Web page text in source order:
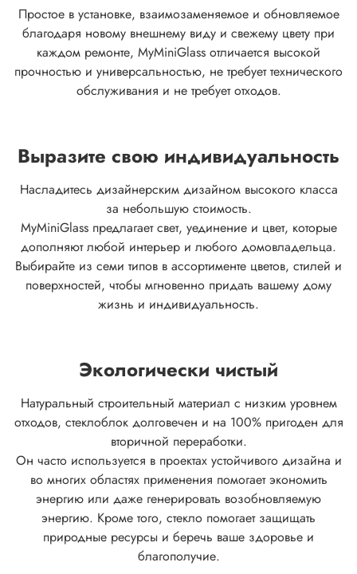
Простое в установке, взаимозаменяемое и обновляемое
благодаря новому внешнему виду и свежему цвету при
каждом ремонте, MyMiniGlass отличается высокой
прочностью и универсальностью, не требует технического
обслуживания и не требует отходов.
Выразите свою индивидуальность
Насладитесь дизайнерским дизайном высокого класса
за небольшую стоимость.
MyMiniGlass предлагает свет, уединение и цвет, которые
дополняют любой интерьер и любого домовладельца.
Выбирайте из семи типов в ассортименте цветов, стилей и
поверхностей, чтобы мгновенно придать вашему дому
жизнь и индивидуальность.
Экологически чистый
Натуральный строительный материал с низким уровнем
отходов, стеклоблок долговечен и на 100% пригоден для
вторичной переработки.
Он часто используется в проектах устойчивого дизайна и
во многих областях применения помогает экономить
энергию или даже генерировать возобновляемую
энергию. Кроме того, стекло помогает защищать
природные ресурсы и беречь ваше здоровье и
благополучие.